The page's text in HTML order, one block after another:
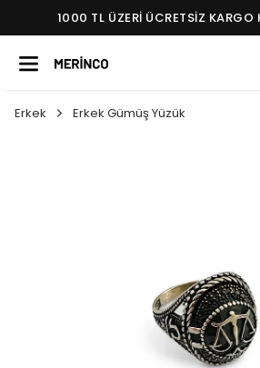
1000 TL ÜZERI ÜCRETSIZ KARGO
Erkek Erkek Gümüş Yüzük